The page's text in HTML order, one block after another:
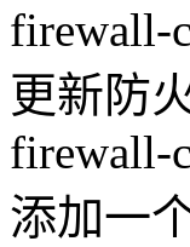
firewall-
更新防
firewall-
添加一